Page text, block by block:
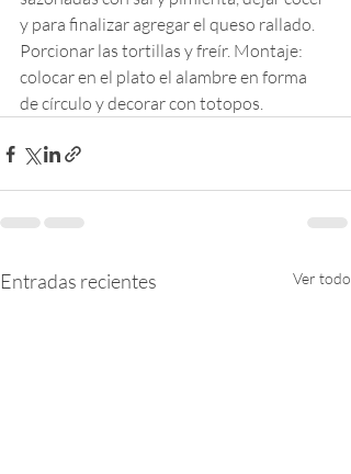
y para finalizar agregar el queso rallado.
Porcionar las tortillas y freír. Montaje:
colocar en el plato el alambre en forma
de círculo y decorar con totopos.
Entradas recientes Ver todo